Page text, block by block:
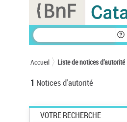
Accueil Liste de notices d’autorité
1 Notices d'autorité
VOTRE RECHERCHE
Panneau de gestion des cookies